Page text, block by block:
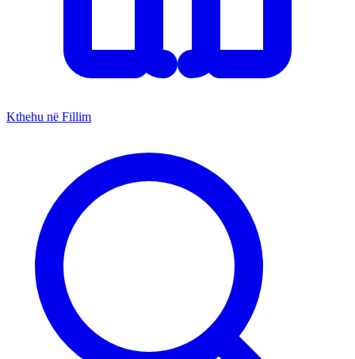
Kthehu në Fillim